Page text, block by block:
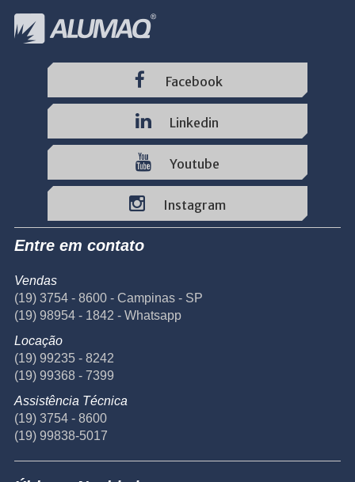
Facebook
Linkedin
Youtube
Instagram
Entre em contato
Vendas
(19) 3754 - 8600 - Campinas - SP
(19) 98954 - 1842 - Whatsapp
Locação
(19) 99235 - 8242
(19) 99368 - 7399
Assistência Técnica
(19) 3754 - 8600
(19) 99838-5017